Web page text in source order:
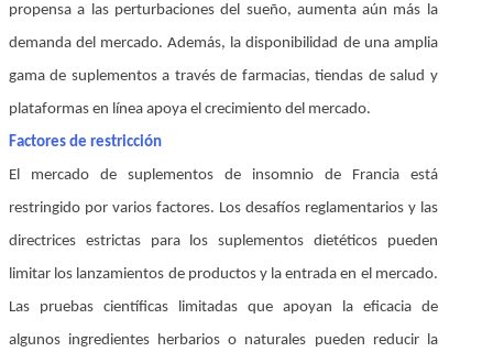
propensa a las perturbaciones del sueño, aumenta aún más la
demanda del mercado. Además, la disponibilidad de una amplia
gama de suplementos a través de farmacias, tiendas de salud y
plataformas en línea apoya el crecimiento del mercado.
Factores de restricción
El mercado de suplementos de insomnio de Francia está
restringido por varios factores. Los desafíos reglamentarios y las
directrices estrictas para los suplementos dietéticos pueden
limitar los lanzamientos de productos y la entrada en el mercado.
Las pruebas científicas limitadas que apoyan la eficacia de
algunos ingredientes herbarios o naturales pueden reducir la